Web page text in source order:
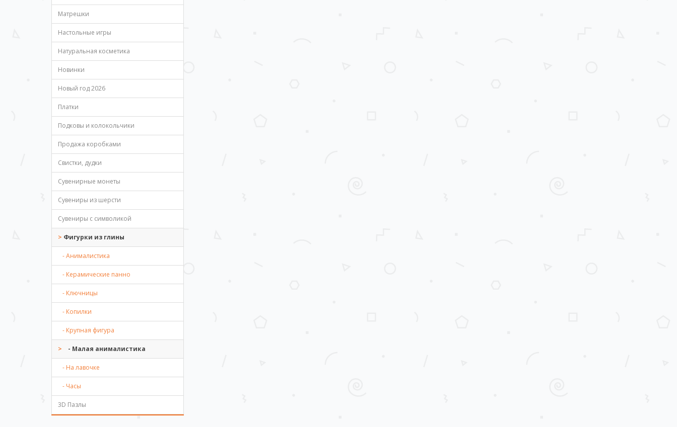
Матрешки
Настольные игры
Натуральная косметика
Новинки
Новый год 2026
Платки
Подковы и колокольчики
Продажа коробками
Свистки, дудки
Сувенирные монеты
Сувениры из шерсти
Сувениры с символикой
Фигурки из глины
- Анималистика
- Керамические панно
- Ключницы
- Копилки
- Крупная фигура
- Малая анималистика
- На лавочке
- Часы
3D Пазлы